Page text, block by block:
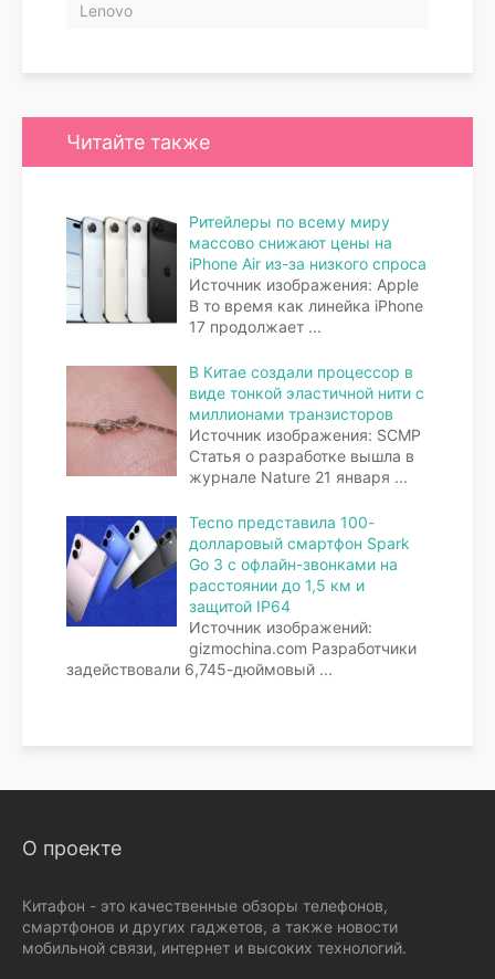
Lenovo
Читайте также
Ритейлеры по всему миру
массово снижают цены на
iPhone Air из-за низкого спроса
Источник изображения: Apple
В то время как линейка iPhone
17 продолжает ...
В Китае создали процессор в
виде тонкой эластичной нити с
миллионами транзисторов
Источник изображения: SCMP
Статья о разработке вышла в
журнале Nature 21 января ...
Tecno представила 100-
долларовый смартфон Spark
Go 3 с офлайн-звонками на
расстоянии до 1,5 км и
защитой IP64
Источник изображений:
gizmochina.com Разработчики
задействовали 6,745-дюймовый ...
О проекте
Китафон - это качественные обзоры телефонов,
смартфонов и других гаджетов, а также новости
мобильной связи, интернет и высоких технологий.